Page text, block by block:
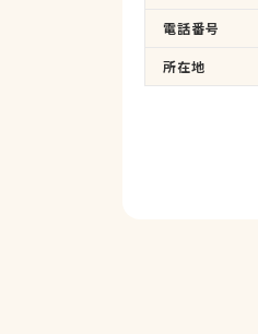
電話番号
所在地